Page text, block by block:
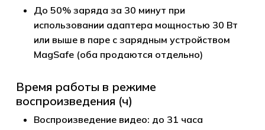
До 50% заряда за 30 минут при
использовании адаптера мощностью 30 Вт
или выше в паре с зарядным устройством
MagSafe (оба продаются отдельно)
Время работы в режиме
воспроизведения (ч)
Воспроизведение видео: до 31 часа